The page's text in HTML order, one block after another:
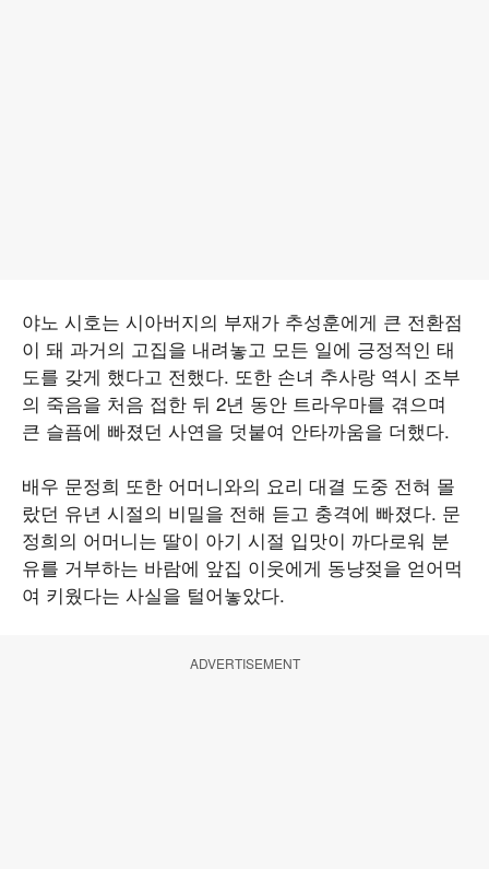
야노 시호는 시아버지의 부재가 추성훈에게 큰 전환점
이 돼 과거의 고집을 내려놓고 모든 일에 긍정적인 태
도를 갖게 했다고 전했다. 또한 손녀 추사랑 역시 조부
의 죽음을 처음 접한 뒤 2년 동안 트라우마를 겪으며
큰 슬픔에 빠졌던 사연을 덧붙여 안타까움을 더했다.
배우 문정희 또한 어머니와의 요리 대결 도중 전혀 몰
랐던 유년 시절의 비밀을 전해 듣고 충격에 빠졌다. 문
정희의 어머니는 딸이 아기 시절 입맛이 까다로워 분
유를 거부하는 바람에 앞집 이웃에게 동냥젖을 얻어먹
여 키웠다는 사실을 털어놓았다.
ADVERTISEMENT